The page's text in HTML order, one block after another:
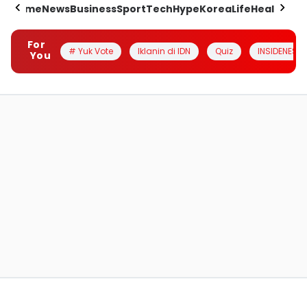
HomeNewsBusinessSportTechHypeKoreaLifeHealth
For
You
# Yuk Vote Iklanin di IDN Quiz INSIDENESIA